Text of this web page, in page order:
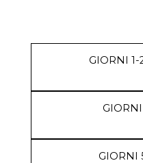
GIORNI 1-
GIORNI